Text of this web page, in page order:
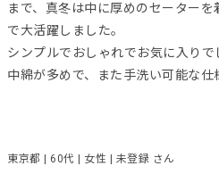
まで、真冬は中に厚めのセーター
で大活躍しました。
シンプルでおしゃれでお気に入り
中綿が多めで、また手洗い可能な仕
東京都 | 60代 | 女性 | 未登録 さん